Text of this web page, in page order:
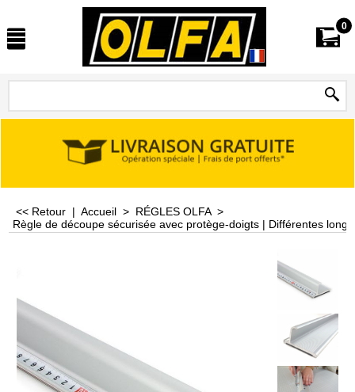
0
<< Retour | Accueil > RÉGLES OLFA>
Règle de découpe sécurisée avec protège-doigts | Différentes